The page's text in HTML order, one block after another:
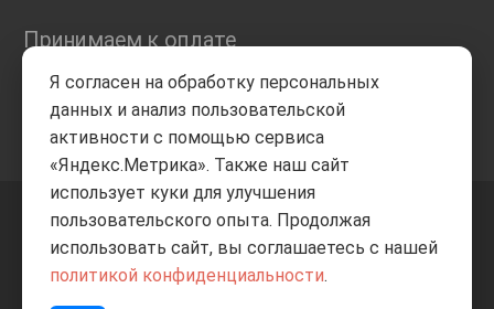
Принимаем к оплате
+7 8332205-805 ВВЕРХ
Я согласен на обработку персональных
данных и анализ пользовательской
активности с помощью сервиса
«Яндекс.Метрика». Также наш сайт
использует куки для улучшения
пользовательского опыта. Продолжая
использовать сайт, вы соглашаетесь с нашей
политикой конфиденциальности.